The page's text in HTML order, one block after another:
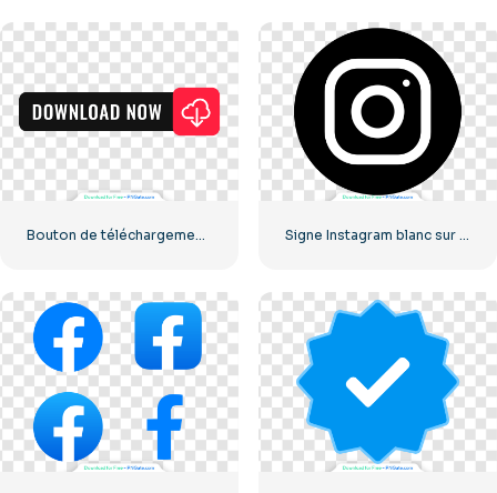
Bouton de téléchargement noir avec icône de signe rouge Signe Instagram blanc sur cercle noir